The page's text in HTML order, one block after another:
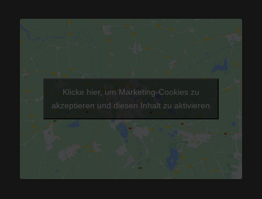
Klicke hier, um Marketing-Cookies zu
akzeptieren und diesen Inhalt zu aktivieren